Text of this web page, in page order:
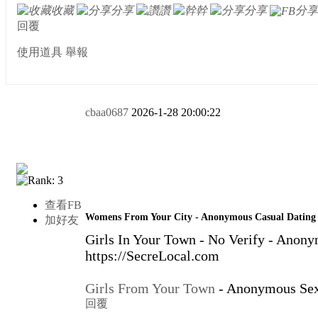
收藏 分享 讚 幹 分享
分享
回覆
使用道具 舉報
查看FB
加好友
cbaa0687 2026-1-28 20:00:22
Womens From Your City - Anonymous Casual
Girls In Your Town - No Verify -
https://SecreLocal.com
Girls From Your Town - Anonymous
回覆